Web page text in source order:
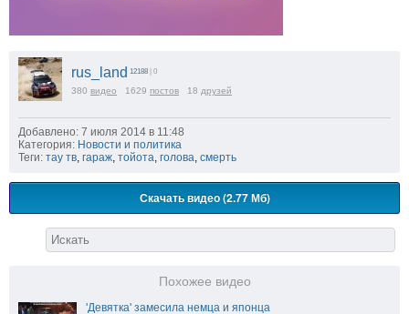
rus_land 12188 | 0
380 видео 1629 постов 18 друзей
Добавлено: 7 июля 2014 в 11:48
Категория: Новости и политика
Теги: тау тв гараж тойота голова смерть
Скачать видео (2.77 Мб)
Похожее видео
'Девятка' замесила немца и японца